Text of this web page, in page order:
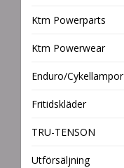
Ktm Powerparts
Ktm Powerwear
Enduro/Cykellampor
Fritidskläder
TRU-TENSON
Utförsäljning